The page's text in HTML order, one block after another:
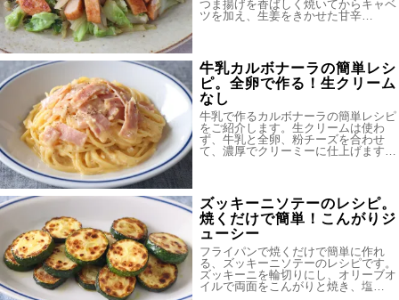
つま揚げを香ばしく焼いてからキャベ
ツを加え、生姜をきかせた甘辛…
牛乳カルボナーラの簡単レシ
ピ。全卵で作る！生クリーム
なし
牛乳で作るカルボナーラの簡単レシピ
をご紹介します。生クリームは使わ
ず、牛乳と全卵、粉チーズを合わせ
て、濃厚でクリーミーに仕上げます…
ズッキーニソテーのレシピ。
焼くだけで簡単！こんがりジ
ューシー
フライパンで焼くだけで簡単に作れ
る、ズッキーニソテーのレシピです。
ズッキーニを輪切りにし、オリーブオ
イルで両面をこんがりと焼き、塩…